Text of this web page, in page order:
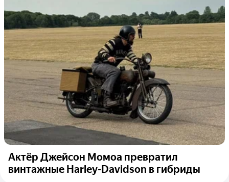
Актёр Джейсон Момоа превратил
винтажные Harley-Davidson в гибриды